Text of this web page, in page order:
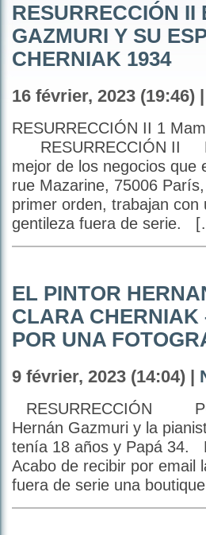
RESURRECCIÓN II
GAZMURI Y SU
CHERNIAK 1934
16 février, 2023 (19:46) |
RESURRECCIÓN II 1
RESURRECCIÓN II
mejor de los negocios que
rue Mazarine, 75006
primer orden, trabajan
gentileza fuera de serie.
EL PINTOR
CLARA CHERNIAK
POR UNA
9 février, 2023 (14:04) |
RESURRECCIÓN
Hernán Gazmuri y la
tenía 18 años y Papá 34.
Acabo de recibir por email
fuera de serie una